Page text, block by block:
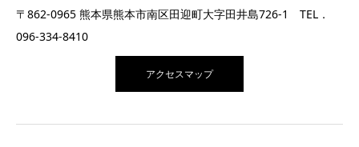
〒862-0965 熊本県熊本市南区田迎町大字田井島726-1 TEL．
096-334-8410
アクセスマップ